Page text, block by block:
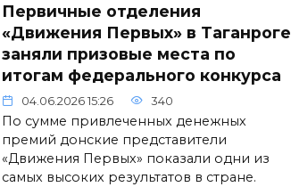
Первичные отделения
«Движения Первых» в Таганроге
заняли призовые места по
итогам федерального конкурса
04.06.2026 15:26 340
По сумме привлеченных денежных
премий донские представители
«Движения Первых» показали одни из
самых высоких результатов в стране.